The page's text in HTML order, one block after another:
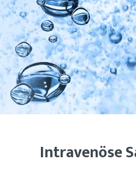
Intra­venöse